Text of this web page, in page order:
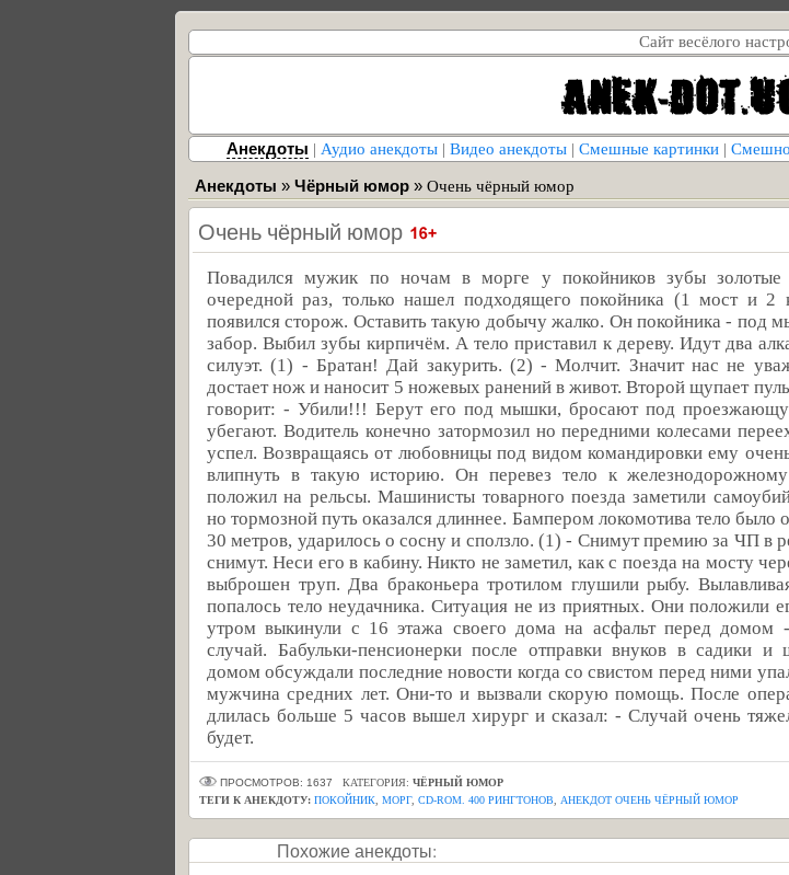
Сайт весёлого
Анекдоты | Аудио анекдоты | Видео анекдоты | Смешные картинки |
Анекдоты » Чёрный юмор » Очень чёрный юмор
Очень чёрный юмор
Повадился мужик по ночам в морге у покойников зубы золотые
очередной раз, только нашел подходящего покойника (1 мост и 2
появился сторож. Оставить такую добычу жалко. Он покойника - под
забор. Выбил зубы кирпичём. А тело приставил к дереву. Идут два
силуэт. (1) - Братан! Дай закурить. (2) - Молчит. Значит нас не
достает нож и наносит 5 ножевых ранений в живот. Второй щупает
говорит: - Убили!!! Берут его под мышки, бросают под
убегают. Водитель конечно затормозил но передними колесами
успел. Возвращаясь от любовницы под видом командировки ему
влипнуть в такую историю. Он перевез тело к
положил на рельсы. Машинисты товарного поезда заметили
но тормозной путь оказался длиннее. Бампером локомотива тело было
30 метров, ударилось о сосну и сползло. (1) - Снимут премию за ЧП в
снимут. Неси его в кабину. Никто не заметил, как с поезда на мосту
выброшен труп. Два браконьера тротилом глушили рыбу.
попалось тело неудачника. Ситуация не из приятных. Они положили
утром выкинули с 16 этажа своего дома на асфальт перед домом
случай. Бабульки-пенсионерки после отправки внуков в садики и
домом обсуждали последние новости когда со свистом перед ними
мужчина средних лет. Они-то и вызвали скорую помощь. После
длилась больше 5 часов вышел хирург и сказал: - Случай очень
будет.
ПРОСМОТРОВ: 1637 КАТЕГОРИЯ: ЧЁРНЫЙ ЮМОР
ТЕГИ К АНЕКДОТУ: ПОКОЙНИК МОРГ, CD-ROM. 400 РИНГТОНОВ АНЕКДОТ ОЧЕНЬ ЧЁРНЫЙ ЮМОР
Похожие анекдоты: